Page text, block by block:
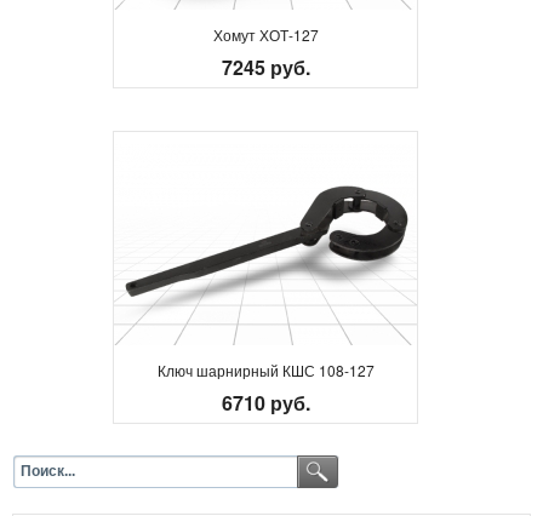
Хомут ХОТ-127
7245 руб.
Ключ шарнирный КШС 108-127
6710 руб.